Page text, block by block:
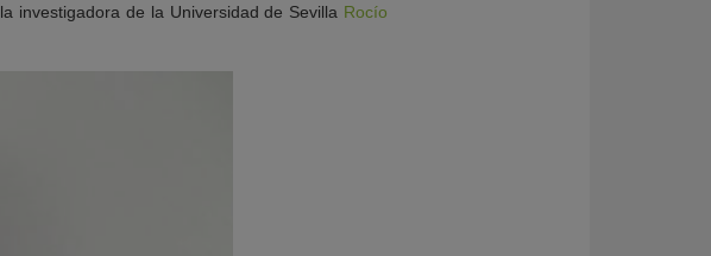
la investigadora de la Universidad de Sevilla Rocío